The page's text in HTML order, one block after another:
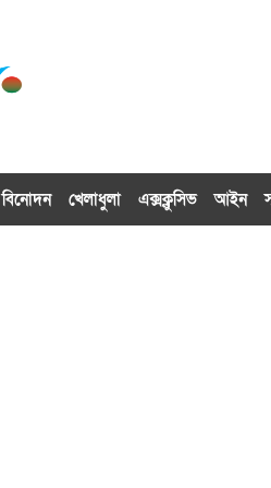
বিনোদন খেলাধুলা এক্সক্লু‌সিভ আইন